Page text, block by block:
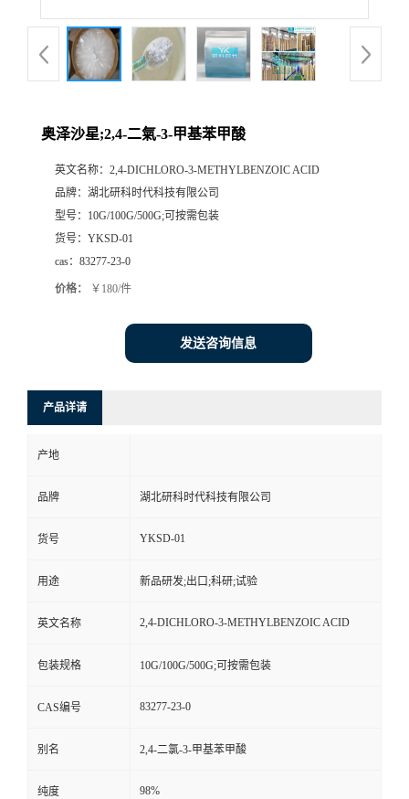
奥泽沙星;2,4-二氣-3-甲基苯甲酸
英文名称： 2,4-DICHLORO-3-METHYLBENZOIC ACID
品牌： 湖北研科时代科技有限公司
型号： 10G/100G/500G;可按需包装
货号： YKSD-01
cas： 83277-23-0
价格： ￥180/件
发送咨询信息
产品详请
产地
品牌 湖北研科时代科技有限公司
货号 YKSD-01
用途 新品研发;出口;科研;试验
英文名称 2,4-DICHLORO-3-METHYLBENZOIC ACID
包装规格 10G/100G/500G;可按需包装
CAS编号 83277-23-0
别名 2,4-二氯-3-甲基苯甲酸
纯度 98%